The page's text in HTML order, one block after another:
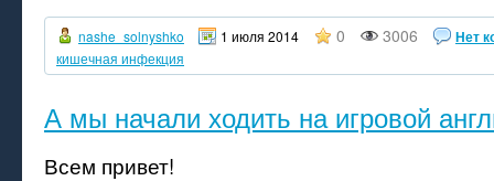
nashe_solnyshko 1 июля 2014 0 3006 Нет
кишечная инфекция
А мы начали ходить на игровой
Всем привет!